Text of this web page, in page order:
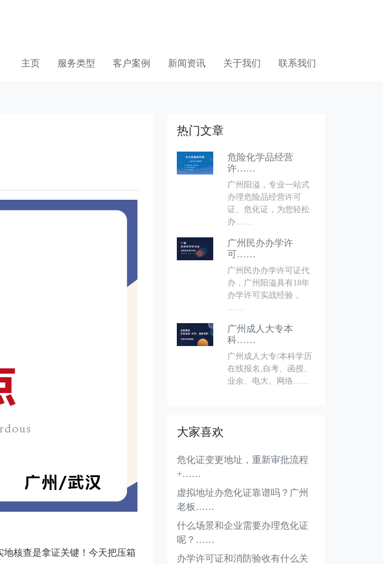
主页 服务类型 客户案例 新闻资讯 关于我们 联系我们
核查是拿证关键！今天把压箱
热门文章
危险化学品经营
许……
广州阳溢，专业一站式
办理危险品经营许可
证、危化证，为您轻松
办……
广州民办办学许
可……
广州民办办学许可证代
办，广州阳溢具有18年
办学许可实战经验，
……
广州成人大专本
科……
广州成人大专/本科学历
在线报名,自考、函授、
业余、电大、网络……
大家喜欢
危化证变更地址，重新审批流程
+……
虚拟地址办危化证靠谱吗？广州
老板……
什么场景和企业需要办理危化证
呢？……
办学许可证和消防验收有什么关